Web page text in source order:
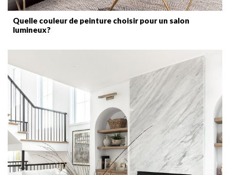
Quelle couleur de peinture choisir pour un salon
lumineux?